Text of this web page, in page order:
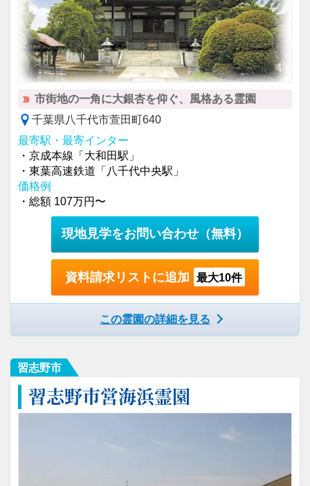
市街地の一角に大銀杏を仰ぐ、風格ある霊園
千葉県八千代市萱田町640
最寄駅・最寄インター
・京成本線「大和田駅」
・東葉高速鉄道「八千代中央駅」
価格例
・総額 107万円〜
現地見学をお問い合わせ （無料）
資料請求リストに追加 最大10件
この霊園の詳細を見る
習志野市
習志野市営海浜霊園